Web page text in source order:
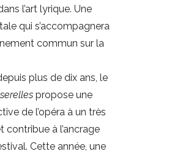
l’art lyrique. Une
qui s’accompagnera
commun sur la
plus de dix ans, le
propose une
de l’opéra à un très
contribue à l’ancrage
Cette année, une